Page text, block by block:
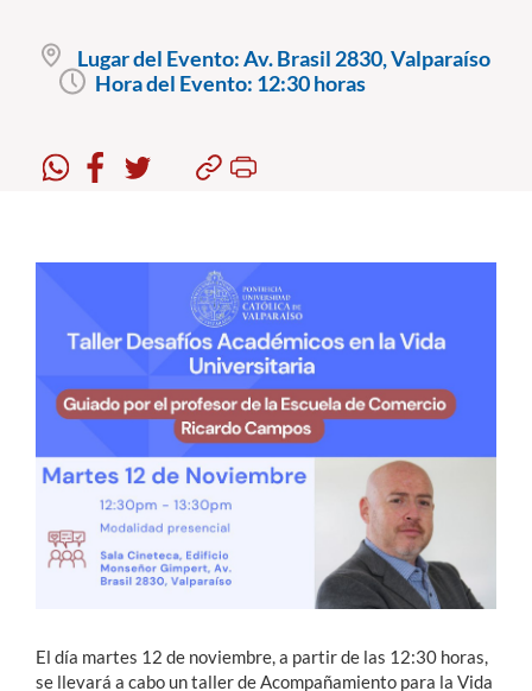
Pregrado
Formación Continua
Funcionarios
Alumni
English
Lugar del Evento:Av. Brasil 2830, Valparaíso
Hora del Evento: 12:30 horas
El día martes 12 de noviembre, a partir de las 12:30 horas,
se llevará a cabo un taller de Acompañamiento para la Vida